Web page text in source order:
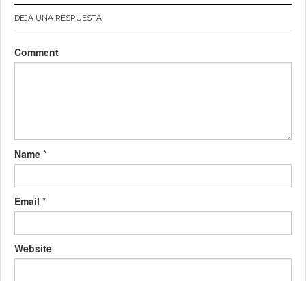
DEJA UNA RESPUESTA
Comment
Name *
Email *
Website